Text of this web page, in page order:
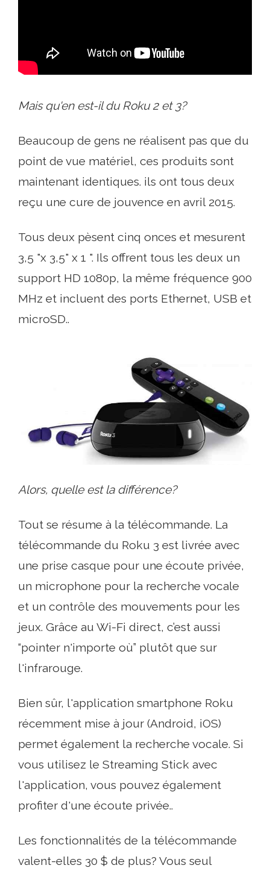
Mais qu'en est-il du Roku 2 et 3?
Beaucoup de gens ne réalisent pas que du
point de vue matériel, ces produits sont
maintenant identiques. ils ont tous deux
reçu une cure de jouvence en avril 2015.
Tous deux pèsent cinq onces et mesurent
3,5 "x 3,5" x 1 ". Ils offrent tous les deux un
support HD 1080p, la même fréquence 900
MHz et incluent des ports Ethernet, USB et
microSD..
Alors, quelle est la différence?
Tout se résume à la télécommande. La
télécommande du Roku 3 est livrée avec
une prise casque pour une écoute privée,
un microphone pour la recherche vocale
et un contrôle des mouvements pour les
jeux. Grâce au Wi-Fi direct, c’est aussi
“pointer n'importe où” plutôt que sur
l'infrarouge.
Bien sûr, l'application smartphone Roku
récemment mise à jour (Android, iOS)
permet également la recherche vocale. Si
vous utilisez le Streaming Stick avec
l'application, vous pouvez également
profiter d'une écoute privée..
Les fonctionnalités de la télécommande
valent-elles 30 $ de plus? Vous seul